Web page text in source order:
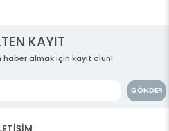
KAYIT
haber almak için kayıt olun!
GÖNDER